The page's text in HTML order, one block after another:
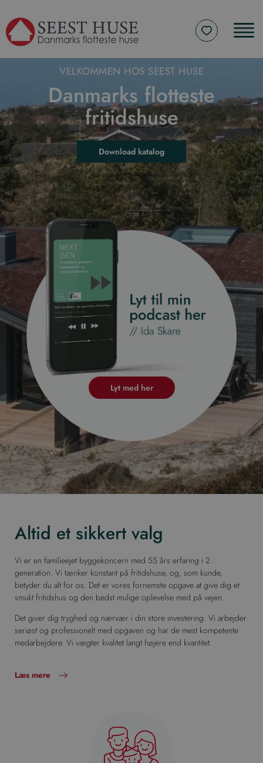
VELKOMMEN HOS SEEST HUSE
Danmarks flotteste
fritidshuse
Download katalog
Lyt med her
Altid et sikkert valg
Vi er en familieejet byggekoncern med 55 års erfaring i 2.
generation. Vi tænker konstant på fritidshuse, og, som kunde,
betyder du alt for os. Det er vores fornemste opgave at give dig et
smukt fritidshus og den bedst mulige oplevelse med på vejen.
Det giver dig tryghed og nærvær i din store investering. Vi arbejder
seriøst og professionelt med opgaven og har de mest kompetente
medarbejdere. Vi vægter kvalitet langt højere end kvantitet.
Læs mere